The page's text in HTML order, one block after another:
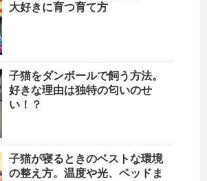
大好きに育つ育て方
子猫をダンボールで飼う方法。
好きな理由は独特の匂いのせ
い！？
子猫が寝るときのベストな環境
の整え方。温度や光、ベッドま